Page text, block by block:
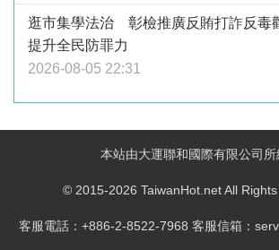
逛市集學法治 彰檢推廣反賄打詐反
提升全民防罪力
2026-08-05 22:31
本站由大運聯和國際有限公司所
© 2015-2026 TaiwanHot.net All Rights
客服電話：+886-2-8522-7968 客服信箱：